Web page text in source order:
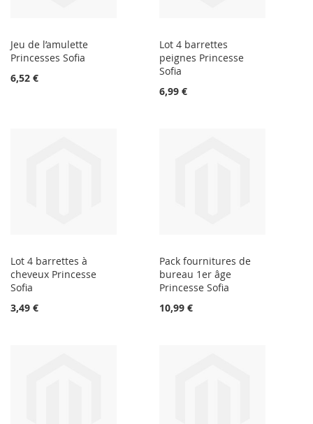
Jeu de l’amulette
Princesses Sofia
6,52 €
Lot 4 barrettes
peignes Princesse
Sofia
6,99 €
Lot 4 barrettes à
cheveux Princesse
Sofia
3,49 €
Pack fournitures de
bureau 1er âge
Princesse Sofia
10,99 €